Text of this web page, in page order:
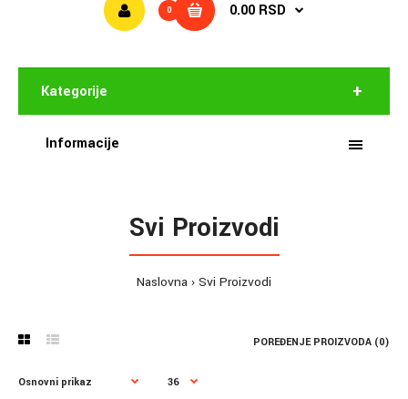
0 0.00 RSD
Kategorije
Informacije
Svi Proizvodi
Naslovna Svi Proizvodi
POREĐENJE PROIZVODA (0)